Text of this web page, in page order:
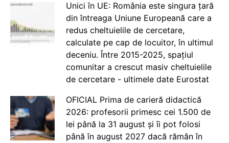
Unici în UE: România este singura țară
din întreaga Uniune Europeană care a
redus cheltuielile de cercetare,
calculate pe cap de locuitor, în ultimul
deceniu. Între 2015-2025, spațiul
comunitar a crescut masiv cheltuielile
de cercetare - ultimele date Eurostat
OFICIAL Prima de carieră didactică
2026: profesorii primesc cei 1.500 de
lei până la 31 august și îi pot folosi
până în august 2027 dacă rămân în